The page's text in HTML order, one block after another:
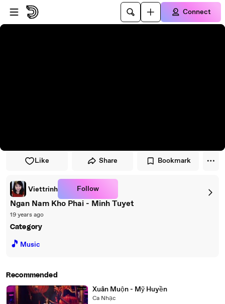
Skip to player
Skip to main content
Connect
Like Share Bookmark
Viettrinh Follow
Ngan Nam Kho Phai - Minh Tuyet
19 years ago
Category
🎵 Music
Recommended
Xuân Muộn - Mỹ Huyền
Ca Nhạc